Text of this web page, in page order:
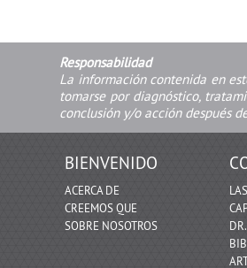
Responsabilidad
La información contenida en
tomarse por diagnóstico,
conclusión y/o acción después
BIENVENIDO
ACERCA DE
CREEMOS QUE
SOBRE NOSOTROS